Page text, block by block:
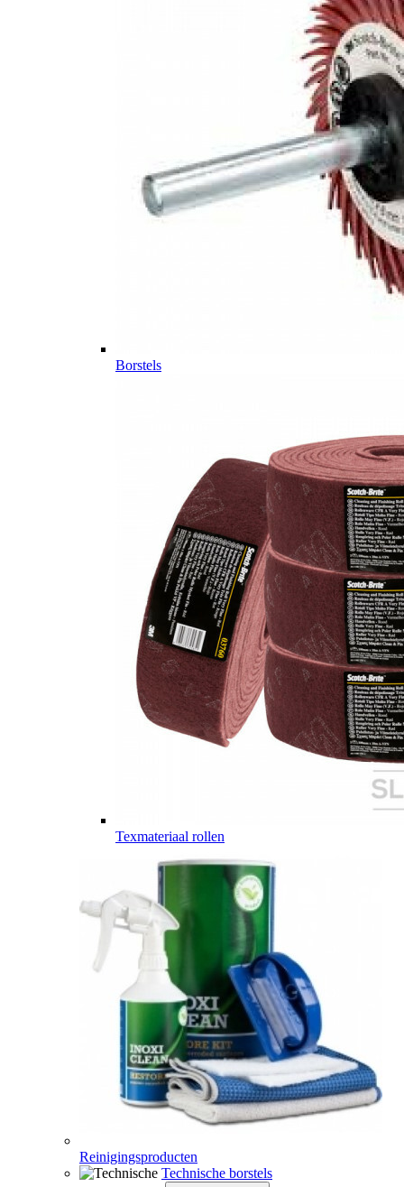
Borstels
Texmateriaal rollen
Reinigingsproducten
Technische borstels